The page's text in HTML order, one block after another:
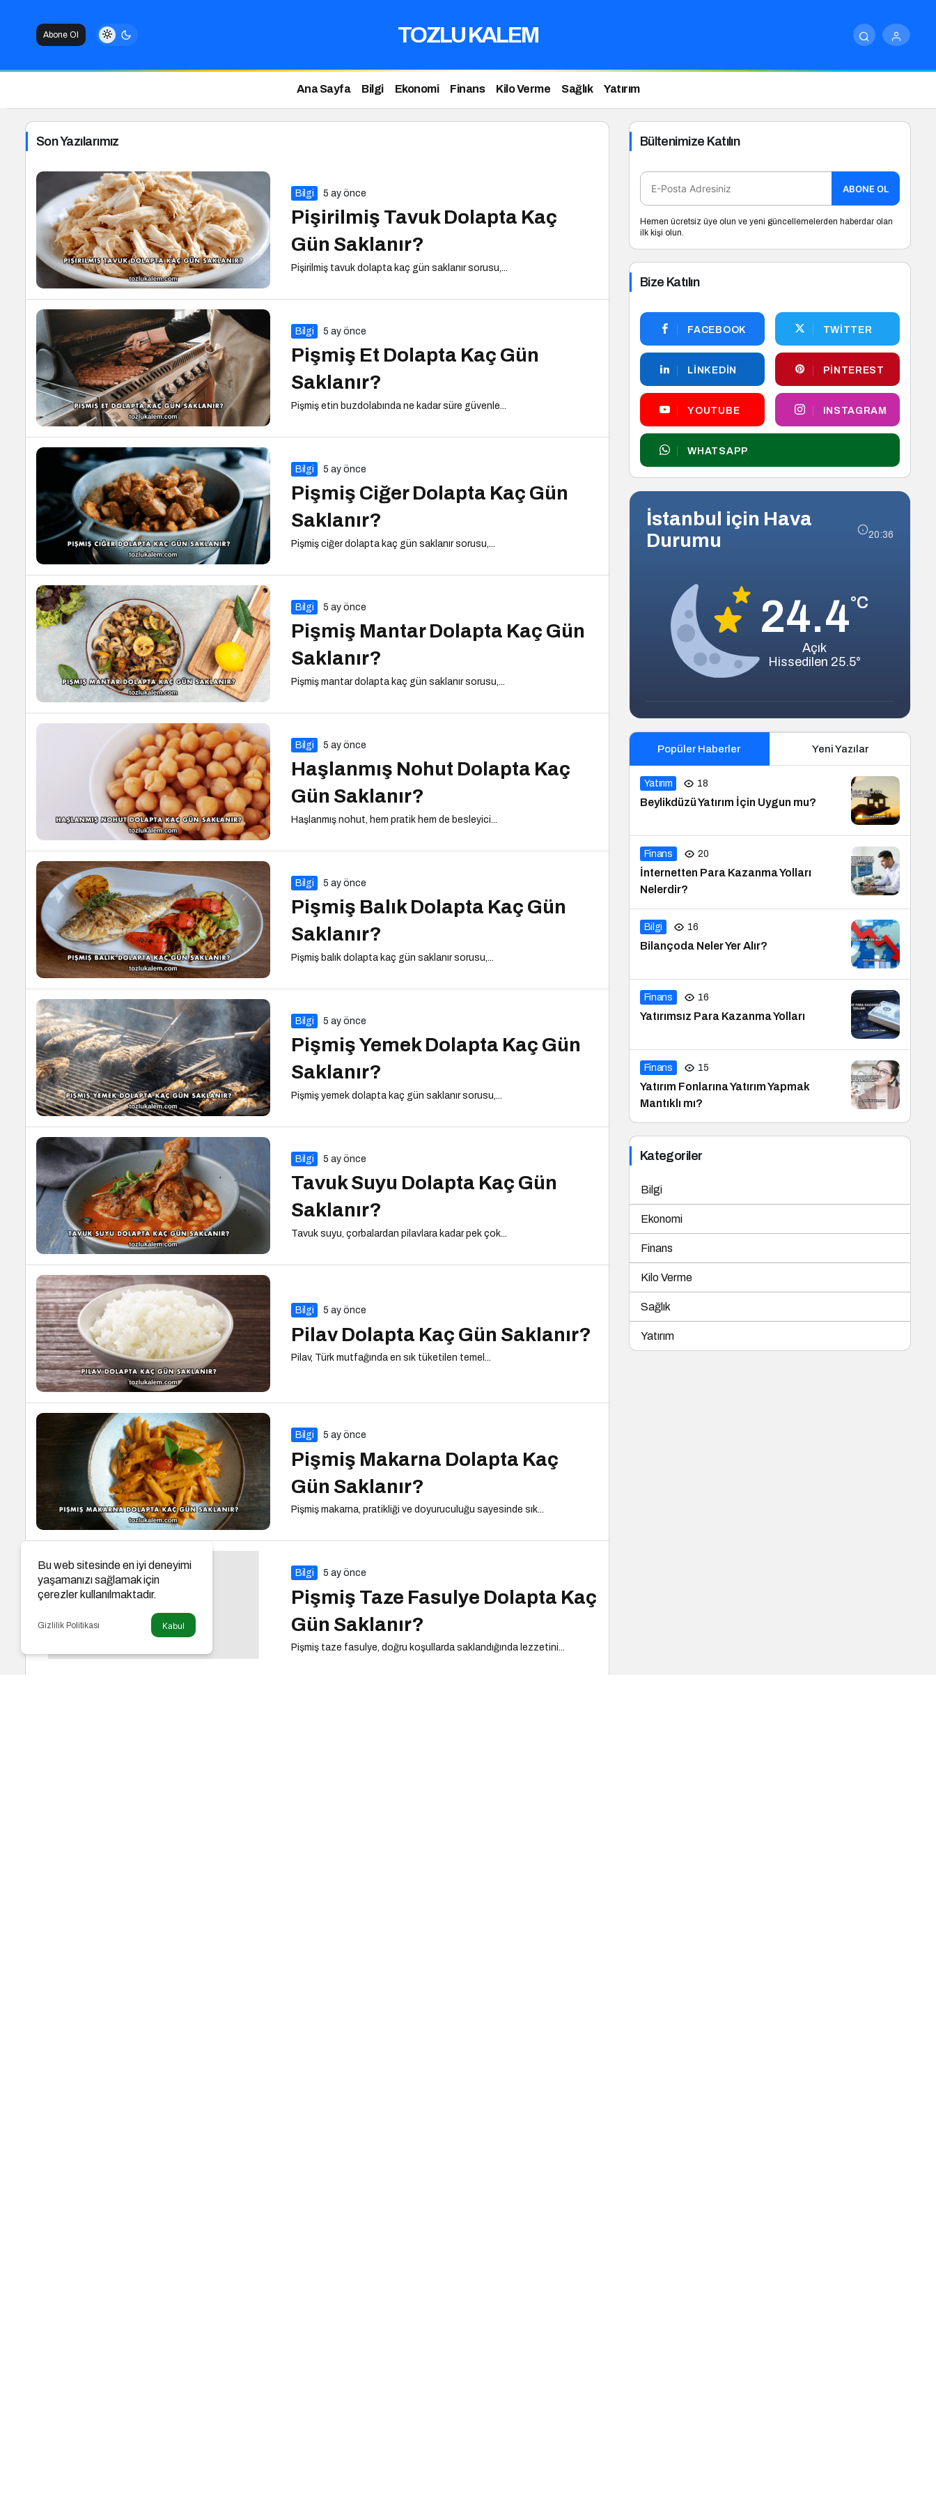
Abone Ol TOZLU KALEM
Ana Sayfa Bilgi Ekonomi Finans Kilo Verme Sağlık Yatırım
Son Yazılarımız
Bilgi 5 ay önce
Pişirilmiş Tavuk Dolapta Kaç
Gün Saklanır?
Pişirilmiş tavuk dolapta kaç gün saklanır sorusu,...
Bilgi 5 ay önce
Pişmiş Et Dolapta Kaç Gün
Saklanır?
Pişmiş etin buzdolabında ne kadar süre güvenle...
Bilgi 5 ay önce
Pişmiş Ciğer Dolapta Kaç Gün
Saklanır?
Pişmiş ciğer dolapta kaç gün saklanır sorusu,...
Bilgi 5 ay önce
Pişmiş Mantar Dolapta Kaç Gün
Saklanır?
Pişmiş mantar dolapta kaç gün saklanır sorusu,...
Bilgi 5 ay önce
Haşlanmış Nohut Dolapta Kaç
Gün Saklanır?
Haşlanmış nohut, hem pratik hem de besleyici...
Bilgi 5 ay önce
Pişmiş Balık Dolapta Kaç Gün
Saklanır?
Pişmiş balık dolapta kaç gün saklanır sorusu,...
Bilgi 5 ay önce
Pişmiş Yemek Dolapta Kaç Gün
Saklanır?
Pişmiş yemek dolapta kaç gün saklanır sorusu,...
Bilgi 5 ay önce
Tavuk Suyu Dolapta Kaç Gün
Saklanır?
Tavuk suyu, çorbalardan pilavlara kadar pek çok...
Bilgi 5 ay önce
Pilav Dolapta Kaç Gün Saklanır?
Pilav, Türk mutfağında en sık tüketilen temel...
Bilgi 5 ay önce
Pişmiş Makarna Dolapta Kaç
Gün Saklanır?
Pişmiş makarna, pratikliği ve doyuruculuğu sayesinde sık...
Bilgi 5 ay önce
Pişmiş Taze Fasulye Dolapta Kaç
Gün Saklanır?
Pişmiş taze fasulye, doğru koşullarda saklandığında lezzetini...
Bültenimize Katılın
ABONE OL
Hemen ücretsiz üye olun ve yeni güncellemelerden haberdar olan
ilk kişi olun.
Bize Katılın
FACEBOOK TWITTER
LINKEDIN PINTEREST
YOUTUBE INSTAGRAM
WHATSAPP
İstanbul için Hava
Durumu
20:36
24.4°C
Açık
Hissedilen 25.5°
Popüler Haberler Yeni Yazılar
Yatırım 18
Beylikdüzü Yatırım İçin Uygun mu?
Finans 20
İnternetten Para Kazanma Yolları
Nelerdir?
Bilgi 16
Bilançoda Neler Yer Alır?
Finans 16
Yatırımsız Para Kazanma Yolları
Finans 15
Yatırım Fonlarına Yatırım Yapmak
Mantıklı mı?
Kategoriler
Bilgi
Ekonomi
Finans
Kilo Verme
Sağlık
Yatırım
Bu web sitesinde en iyi deneyimi
yaşamanızı sağlamak için
çerezler kullanılmaktadır.
Gizlilik Politikası Kabul